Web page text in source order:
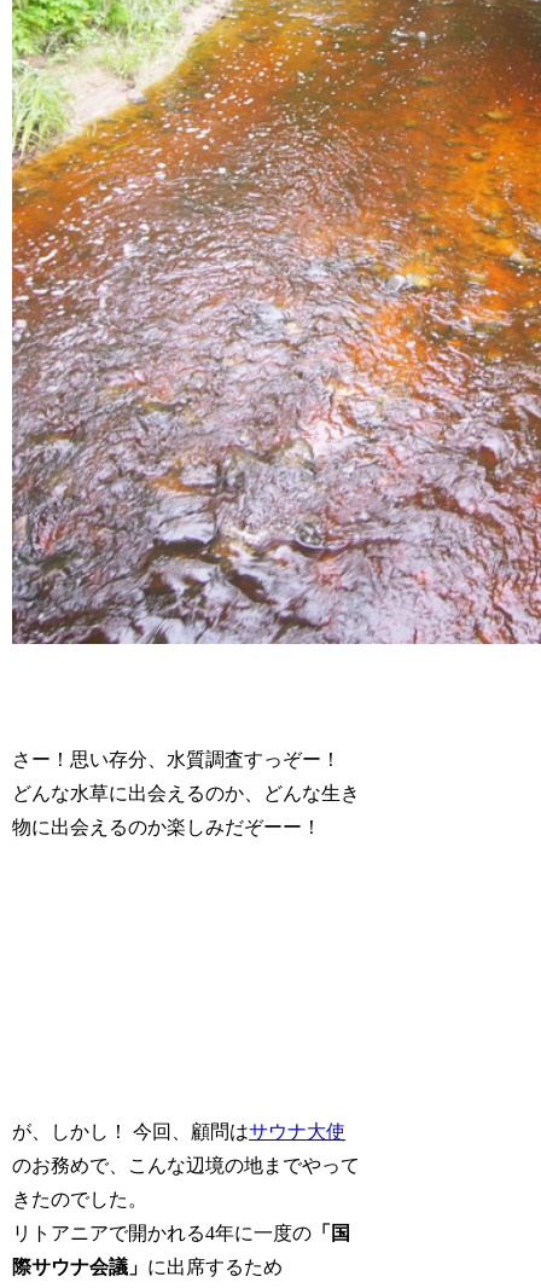
さー！思い存分、水質調査すっぞー！
どんな水草に出会えるのか、どんな生き
物に出会えるのか楽しみだぞーー！
が、しかし！ 今回、顧問はサウナ大使
のお務めで、こんな辺境の地までやって
きたのでした。
リトアニアで開かれる4年に一度の 「国
際サウナ会議」 に出席するため